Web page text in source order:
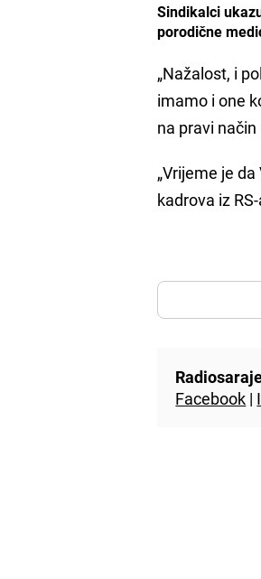
Sindikalci
porodične
„Nažalost, i
imamo i one
na pravi
„Vrijeme je
kadrova iz
Facebook |